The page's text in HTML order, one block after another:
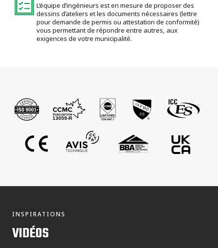
L’équipe d’ingénieurs est en mesure de proposer des
dessins d’ateliers et les documents nécessaires (lettre
pour demande de permis ou attestation de conformité)
vous permettant de répondre entre autres, aux
exigences de votre municipalité.
INSPIRATIONS
VIDÉOS